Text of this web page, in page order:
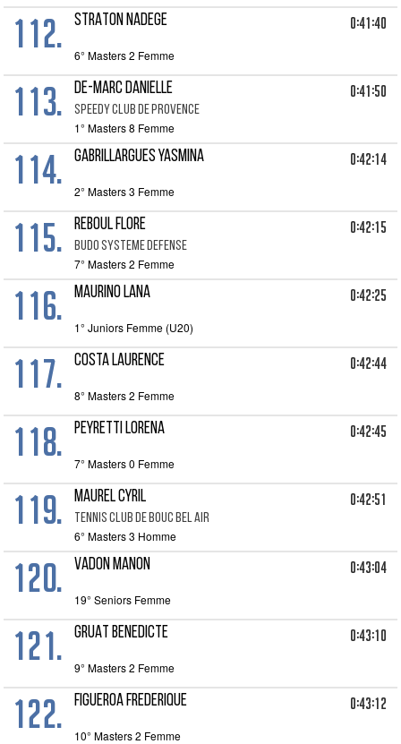
112. STRATON NADEGE 0:41:40
6° Masters 2 Femme
113. DE-MARC DANIELLE
SPEEDY CLUB DE PROVENCE
0:41:50
1° Masters 8 Femme
114. GABRILLARGUES YASMINA 0:42:14
2° Masters 3 Femme
115. REBOUL FLORE
BUDO SYSTEME DEFENSE
0:42:15
7° Masters 2 Femme
116. MAURINO LANA 0:42:25
1° Juniors Femme (U20)
117. COSTA LAURENCE 0:42:44
8° Masters 2 Femme
118. PEYRETTI LORENA 0:42:45
7° Masters 0 Femme
119. MAUREL CYRIL
TENNIS CLUB DE BOUC BEL AIR
0:42:51
6° Masters 3 Homme
120. VADON MANON 0:43:04
19° Seniors Femme
121. GRUAT BENEDICTE 0:43:10
9° Masters 2 Femme
122. FIGUEROA FREDERIQUE 0:43:12
10° Masters 2 Femme